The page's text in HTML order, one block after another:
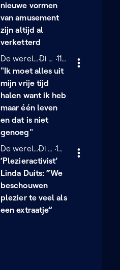
nieuwe vormen
van amusement
zijn altijd al
verketterd
De wereld van SofieDinsdag 24 februari
Di 24/02 11 minuten
11 min
"Ik moet alles uit
mijn vrije tijd
halen want ik heb
maar één leven
en dat is niet
genoeg"
De wereld van SofieDinsdag 24 februari
Di 24/02 18 minuten
18 min
‘Plezieractivist’
Linda Duits: “We
beschouwen
plezier te veel als
een extraatje”